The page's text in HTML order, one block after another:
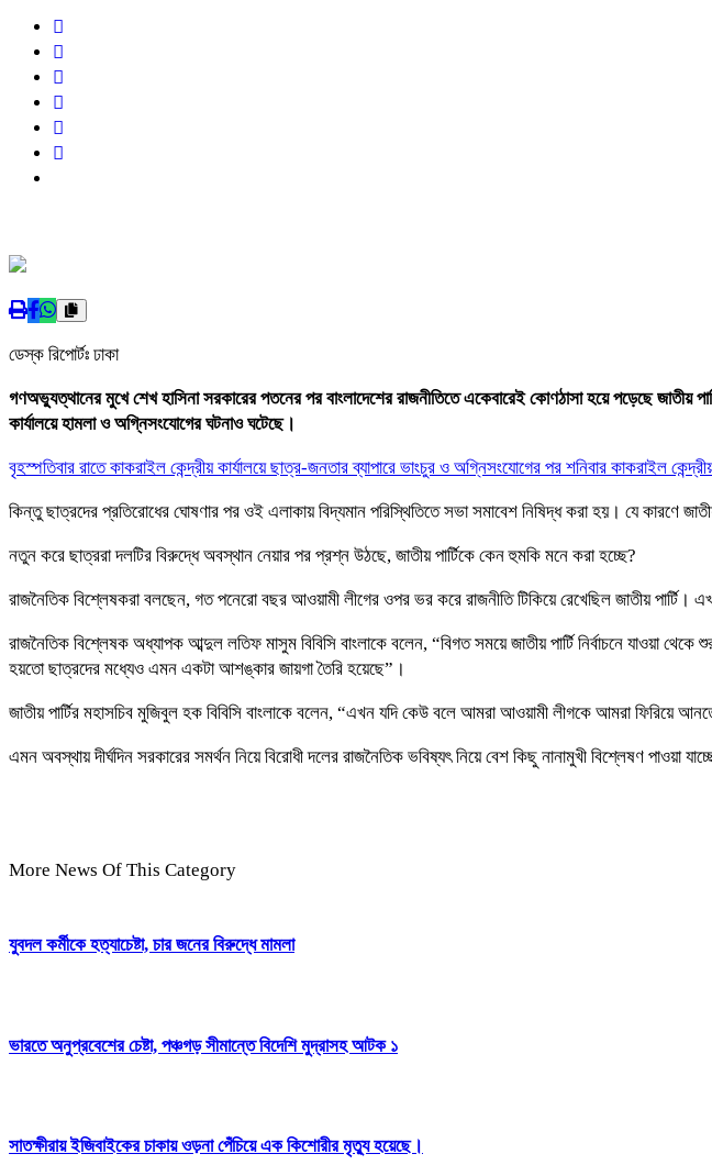
ডেস্ক রিপোর্টঃ ঢাকা
গণঅভ্যুত্থানের মুখে শেখ হাসিনা সরকারের পতনের পর বাংলাদেশের রাজনীতিতে একেবারেই কোণঠাসা হয়ে পড়েছে
কার্যালয়ে হামলা ও অগ্নিসংযোগের ঘটনাও ঘটেছে।
বৃহস্পতিবার রাতে কাকরাইল কেন্দ্রীয় কার্যালয়ে ছাত্র-জনতার ব্যাপারে ভাংচুর ও অগ্নিসংযোগের পর শনিবার কাকরাইল
কিন্তু ছাত্রদের প্রতিরোধের ঘোষণার পর ওই এলাকায় বিদ্যমান পরিস্থিতিতে সভা সমাবেশ নিষিদ্ধ করা হয়। যে কারণে
নতুন করে ছাত্ররা দলটির বিরুদ্ধে অবস্থান নেয়ার পর প্রশ্ন উঠছে, জাতীয় পার্টিকে কেন হুমকি মনে করা হচ্ছে?
রাজনৈতিক বিশ্লেষকরা বলছেন, গত পনেরো বছর আওয়ামী লীগের ওপর ভর করে রাজনীতি টিকিয়ে রেখেছিল জাতীয় পার্টি।
রাজনৈতিক বিশ্লেষক অধ্যাপক আব্দুল লতিফ মাসুম বিবিসি বাংলাকে বলেন, “বিগত সময়ে জাতীয় পার্টি নির্বাচনে যাওয়া
হয়তো ছাত্রদের মধ্যেও এমন একটা আশঙ্কার জায়গা তৈরি হয়েছে”।
জাতীয় পার্টির মহাসচিব মুজিবুল হক বিবিসি বাংলাকে বলেন, “এখন যদি কেউ বলে আমরা আওয়ামী লীগকে আমরা ফিরিয়ে
এমন অবস্থায় দীর্ঘদিন সরকারের সমর্থন নিয়ে বিরোধী দলের রাজনৈতিক ভবিষ্যৎ নিয়ে বেশ কিছু নানামুখী বিশ্লেষণ পাওয়া
More News Of This Category
যুবদল কর্মীকে হত্যাচেষ্টা, চার জনের বিরুদ্ধে মামলা
ভারতে অনুপ্রবেশের চেষ্টা, পঞ্চগড় সীমান্তে বিদেশি মুদ্রাসহ আটক ১
সাতক্ষীরায় ইজিবাইকের চাকায় ওড়না পেঁচিয়ে এক কিশোরীর মৃত্যু হয়েছে।